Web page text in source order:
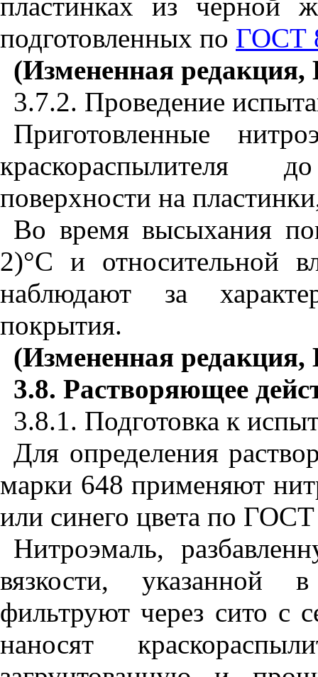
пластинках из черной
подготовленных по ГОСТ
(Измененная
3.7.2. Проведение
Приготовленные
краскораспылителя
поверхности на
Во время высыхания
2)°С и относительной
наблюдают за
покрытия.
(Измененная
3.8. Растворяющее
3.8.1. Подготовка к
Для определения
марки 648 применяют
или синего цвета по
Нитроэмаль,
вязкости, указанной
фильтруют через сито
наносят